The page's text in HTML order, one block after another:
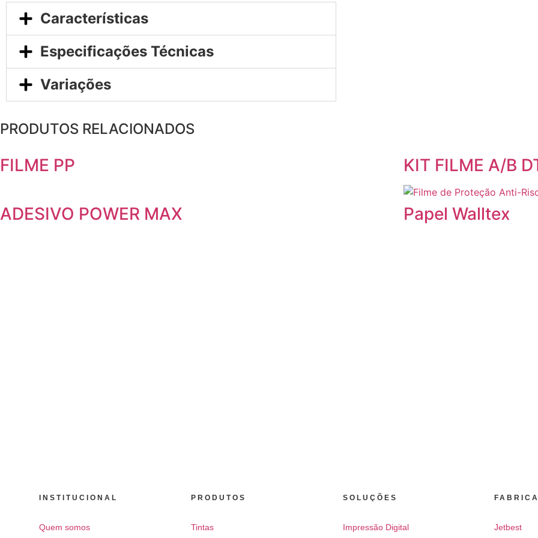
Características
Especificações Técnicas
Variações
PRODUTOS RELACIONADOS
FILME PP KIT FILME A/B
ADESIVO POWER MAX Papel Walltex
INSTITUCIONAL
Quem somos
PRODUTOS
Tintas
SOLUÇÕES
Impressão Digital Jetbest